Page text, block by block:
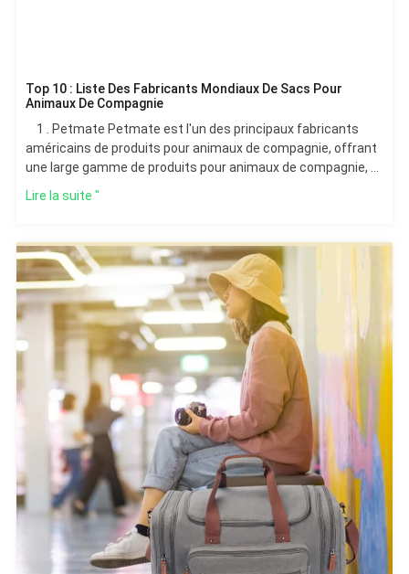
Top 10 : Liste Des Fabricants Mondiaux De Sacs Pour
Animaux De Compagnie
1 . Petmate Petmate est l'un des principaux fabricants
américains de produits pour animaux de compagnie, offrant
une large gamme de produits pour animaux de compagnie, y
Lire la suite "